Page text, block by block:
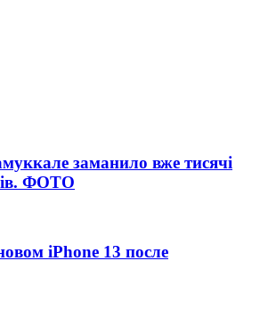
заманило вже тисячі
ФОТО
iPhone 13 после